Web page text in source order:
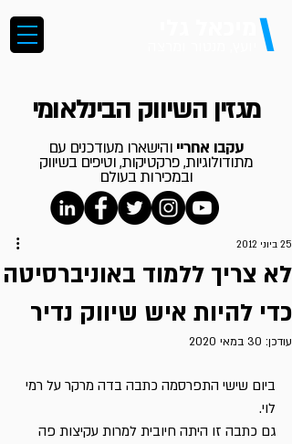
\
מגזין השיווק הבינלאומי
עקבו אחריי והישארו מעודכנים עם
מתודולוגיות, פרקטיקות, וטיפים בשיווק
ובמכירות בעולם
לא צריך ללמוד באוניברסיטה
כדי להיות איש שיווק נדיר
25 ביוני 2012
עודכן: 30 במאי 2020
ביום שישי התפרסמה כתבה בדה מרקר על רמי
לוי.
גם כתבה זו היתה חיובית למרות עקיצות פה